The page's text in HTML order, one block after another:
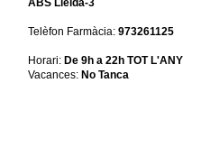
ABS Lleida-3
Telèfon Farmàcia: 973261125
Horari: De 9h a 22h TOT L'ANY
Vacances: No Tanca